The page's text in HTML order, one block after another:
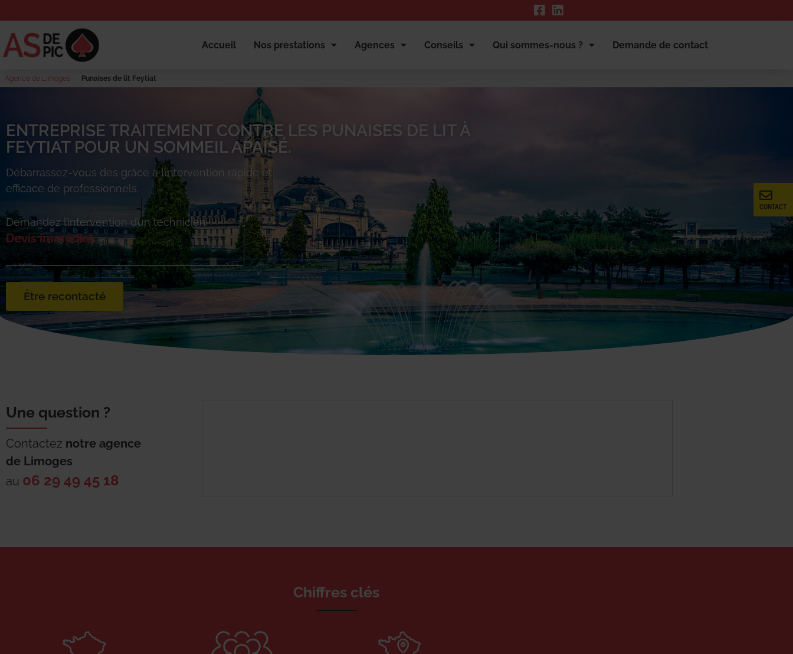
Accueil Nos prestations Agences Conseils Qui sommes-nous ? Demande de contact
Agence de Limoges Punaises de lit Feytiat
CONTACT
ENTREPRISE TRAITEMENT CONTRE LES PUNAISES DE LIT À
FEYTIAT POUR UN SOMMEIL APAISÉ.
Débarrassez-vous des grâce à l’intervention rapide et
efficace de professionnels.
Demandez l’intervention d’un technicien.
Devis immédiat
Être recontacté
Une question ?
Contactez notre agence
de Limoges
au 06 29 49 45 18
Chiffres clés